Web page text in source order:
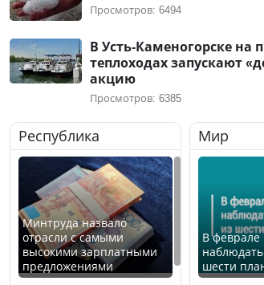
Просмотров: 6494
В Усть-Каменогорске на
теплоходах запускают
акцию
Просмотров: 6385
Республика
Минтруда назвало
отрасли с самыми
высокими зарплатными
предложениями
Мир
В феврале
шести